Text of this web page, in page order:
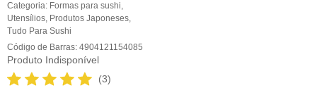
Categoria: Formas para sushi
Utensílios Produtos Japoneses
Tudo Para Sushi
Código de Barras: 4904121154085
Produto Indisponível
(3)